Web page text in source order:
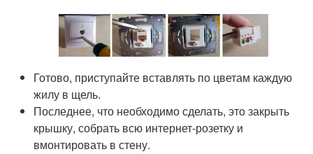
Готово, приступайте вставлять по цветам каждую
жилу в щель.
Последнее, что необходимо сделать, это закрыть
крышку, собрать всю интернет-розетку и
вмонтировать в стену.